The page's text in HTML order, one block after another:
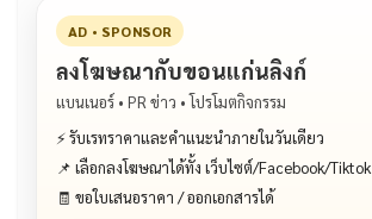
AD • SPONSOR
ลงโฆษณากับขอนแก่นลิงก์
แบนเนอร์ • PR ข่าว • โปรโมตกิจกรรม
⚡ รับเรทราคาและคำแนะนำภายในวันเดียว
📌 เลือกลงโฆษณาได้ทั้ง เว็บไซต์/Facebook/Tiktok
🧾 ขอใบเสนอราคา / ออกเอกสารได้